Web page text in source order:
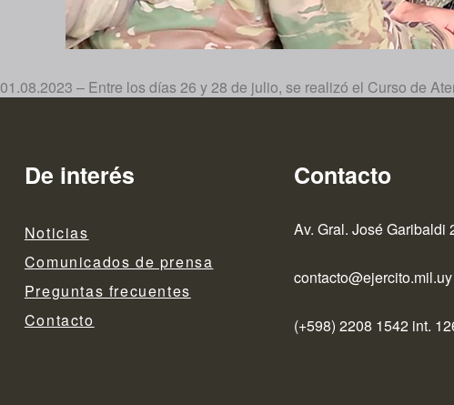
01.08.2023 – Entre los días 26 y 28 de julio, se realizó el Curso de
De interés
Noticias
Comunicados de prensa
Preguntas frecuentes
Contacto
Contacto
Av. Gral. José Garibaldi
contacto@ejercito.mil.uy
(+598) 2208 1542 int.